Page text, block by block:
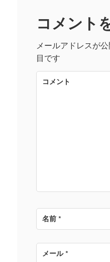
コメント
メールアドレスが
目です
コメント
名前 *
メール*